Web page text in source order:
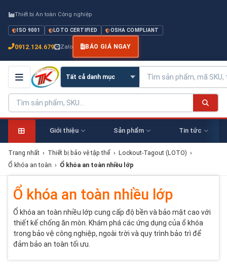
Thiết bị An toàn Công nghiệp
ISO 9001 LOTO CERTIFIED OSHA COMPLIANT
0912.124.679 Zalo BÁO GIÁ NGAY
Giới thiệu Sản phẩm Tin tức
Trang nhất › Thiết bị bảo vệ tập thể › Lockout-Tagout (LOTO) ›
Ổ khóa an toàn › Ổ khóa an toàn nhiều lớp
Ổ khóa an toàn nhiều lớp
Ổ khóa an toàn nhiều lớp cung cấp độ bền và bảo mật cao với
thiết kế chống ăn mòn. Khám phá các ứng dụng của ổ khóa
trong bảo vệ công nghiệp, ngoài trời và quy trình bảo trì để
đảm bảo an toàn tối ưu.